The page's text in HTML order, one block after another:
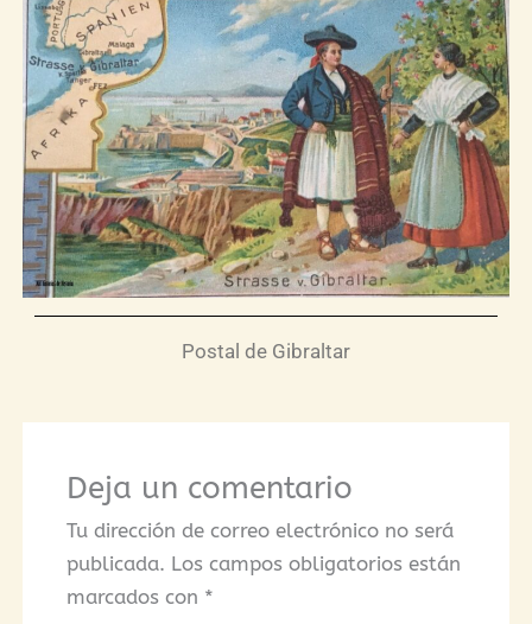
Postal de Gibraltar
Deja un comentario
Tu dirección de correo electrónico no será
publicada. Los campos obligatorios están
marcados con *